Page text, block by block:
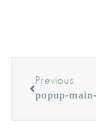
Previous